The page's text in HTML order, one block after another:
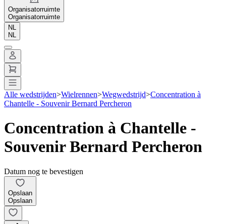
Organisatorruimte
Organisatorruimte
NL
NL
Alle wedstrijden>Wielrennen>Wegwedstrijd>Concentration à
Chantelle - Souvenir Bernard Percheron
Concentration à Chantelle -
Souvenir Bernard Percheron
Datum nog te bevestigen
Opslaan
Opslaan